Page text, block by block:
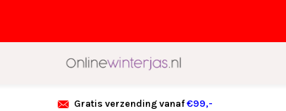
Gratis verzending vanaf€99,-